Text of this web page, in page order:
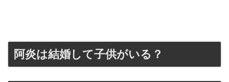
阿炎は結婚して子供がいる？